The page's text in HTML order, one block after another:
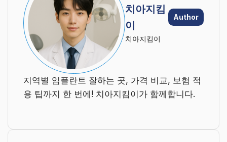
치아지킴
이
Author
치아지킴이
지역별 임플란트 잘하는 곳, 가격 비교, 보험 적
용 팁까지 한 번에! 치아지킴이가 함께합니다.